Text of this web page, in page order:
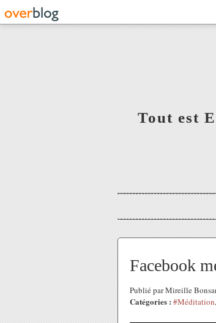
Tout est
Facebook
Publié par Mireille
Catégories : #Méditation,